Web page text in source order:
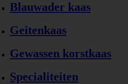
Blauwader kaas
Geitenkaas
Gewassen korstkaas
Specialiteiten